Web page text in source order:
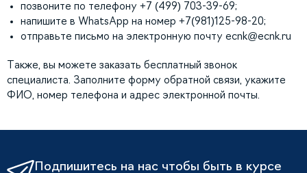
позвоните по телефону +7 (499) 703-39-69;
напишите в WhatsApp на номер +7(981)125-98-20;
отправьте письмо на электронную почту ecnk@ecnk.ru
Также, вы можете заказать бесплатный звонок
специалиста. Заполните форму обратной связи, укажите
ФИО, номер телефона и адрес электронной почты.
Подпишитесь на нас чтобы быть в курсе